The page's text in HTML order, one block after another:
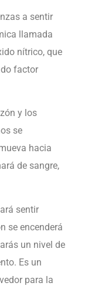
a sentir
llamada
nítrico, que
factor
y los
se
hacia
de sangre,
sentir
se encenderá
un nivel de
Es un
para la